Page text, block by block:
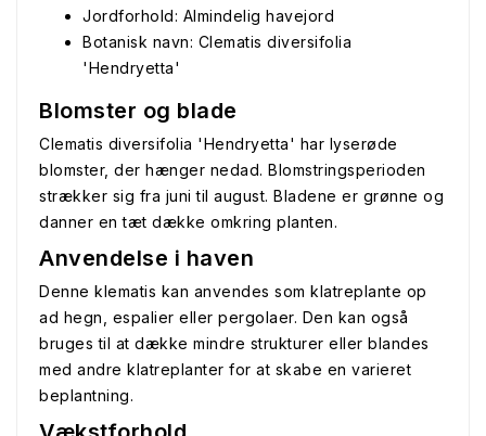
Jordforhold: Almindelig havejord
Botanisk navn: Clematis diversifolia
'Hendryetta'
Blomster og blade
Clematis diversifolia 'Hendryetta' har lyserøde
blomster, der hænger nedad. Blomstringsperioden
strækker sig fra juni til august. Bladene er grønne og
danner en tæt dække omkring planten.
Anvendelse i haven
Denne klematis kan anvendes som klatreplante op
ad hegn, espalier eller pergolaer. Den kan også
bruges til at dække mindre strukturer eller blandes
med andre klatreplanter for at skabe en varieret
beplantning.